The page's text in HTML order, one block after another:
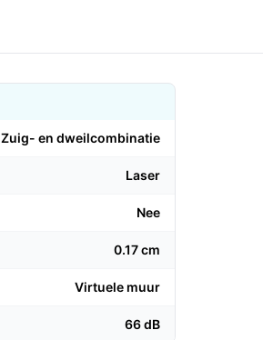
Zuig- en dweilcombinatie​
Laser
Nee
0.17 cm
Virtuele muur
66 dB